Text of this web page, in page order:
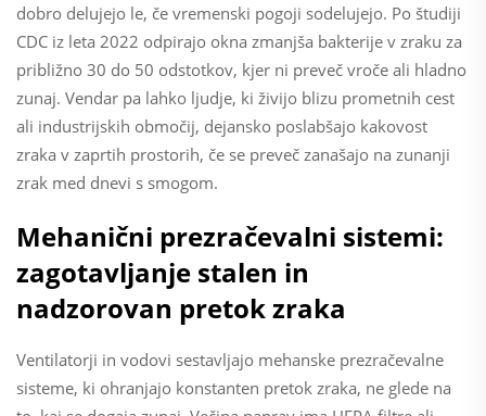
dobro delujejo le, če vremenski pogoji sodelujejo. Po študiji
CDC iz leta 2022 odpirajo okna zmanjša bakterije v zraku za
približno 30 do 50 odstotkov, kjer ni preveč vroče ali hladno
zunaj. Vendar pa lahko ljudje, ki živijo blizu prometnih cest
ali industrijskih območij, dejansko poslabšajo kakovost
zraka v zaprtih prostorih, če se preveč zanašajo na zunanji
zrak med dnevi s smogom.
Mehanični prezračevalni sistemi:
zagotavljanje stalen in
nadzorovan pretok zraka
Ventilatorji in vodovi sestavljajo mehanske prezračevalne
sisteme, ki ohranjajo konstanten pretok zraka, ne glede na